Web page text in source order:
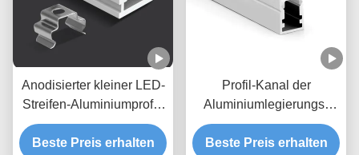
Anodisierter kleiner LED-
Streifen-Aluminiumprofil-
Verdrängungs-Kanal
Beste Preis erhalten
Profil-Kanal der
Aluminiumlegierungs-
6063 T5 LED mit PC
Diffusor-Abdeckung
Beste Preis erhalten